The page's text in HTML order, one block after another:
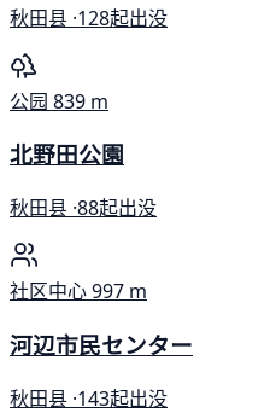
秋田县 ·128起出没
公园 839 m
北野田公園
秋田县 ·88起出没
社区中心997 m
河辺市民センター
秋田县 ·143起出没